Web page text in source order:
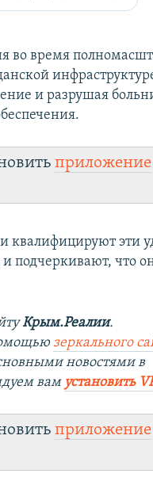
во время
и разрушая
приложение
квалифицируют эти
подчеркивают, что
Крым.Реалии.
зеркального
новостями в
вам установить
приложение